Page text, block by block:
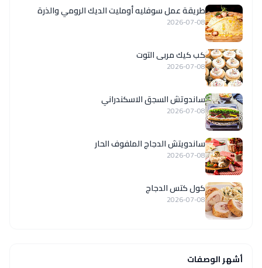
طريقة عمل سوفليه أومليت الديك الرومي والذرة
2026-07-08
كب كيك مربى التوت
2026-07-08
ساندوتش السجق الاسكندراني
2026-07-08
ساندويتش الدجاج الملفوف الحار
2026-07-08
كول كتس الدجاج
2026-07-08
أشهر الوصفات